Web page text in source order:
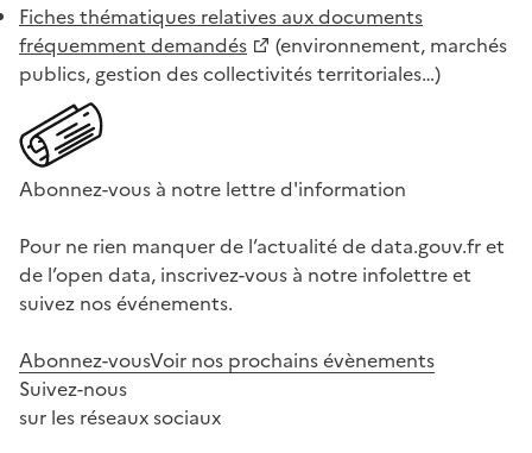
Fiches thématiques relatives aux documents
fréquemment demandés
(environnement, marchés
publics, gestion des collectivités territoriales…)
Abonnez-vous à notre lettre d'information
Pour ne rien manquer de l’actualité de data.gouv.fr et
de l’open data, inscrivez-vous à notre infolettre et
suivez nos événements.
Abonnez-vousVoir nos prochains évènements
Suivez-nous
sur les réseaux sociaux